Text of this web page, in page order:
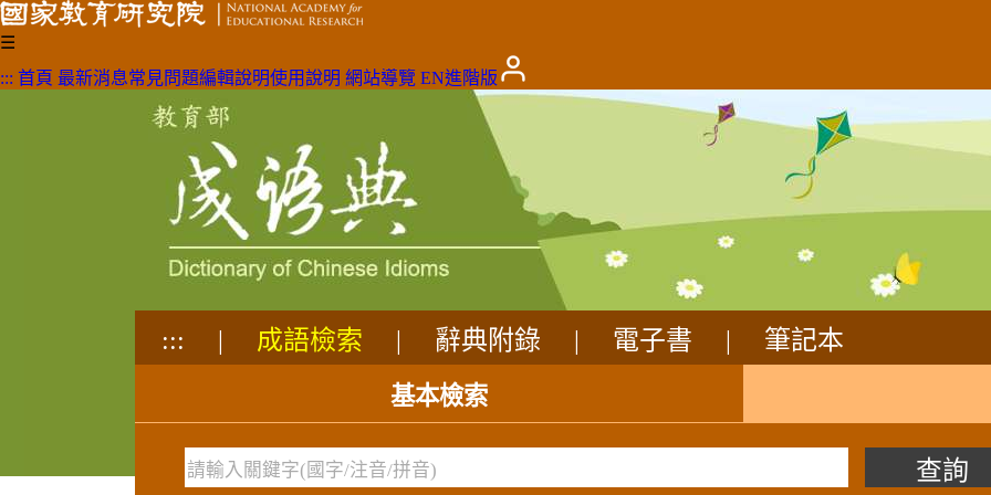
☰
::: 首頁 最新消息常見問題編輯說明使用說明 網站導覽 EN進階版
成語查詢
::: 成語檢索 辭典附錄 電子書 筆記本
基本檢索